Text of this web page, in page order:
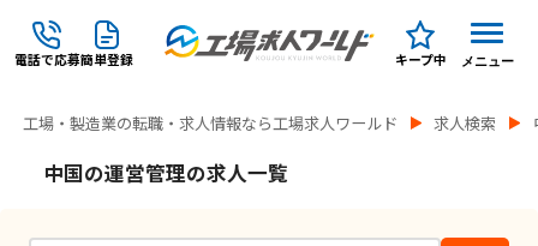
電話で応募簡単登録 キープ中 メニュー
工場・製造業の転職・求人情報なら工場求人ワールド 求人検索
中国の運営管理の求人一覧